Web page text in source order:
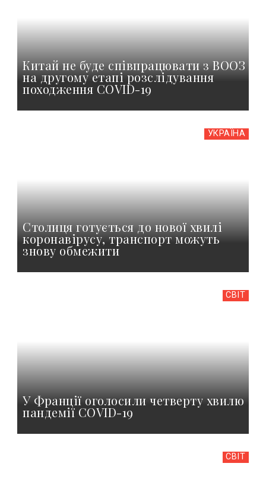
Китай не буде співпрацювати з ВООЗ
на другому етапі розслідування
походження COVID-19
УКРАЇНА
Столиця готується до нової хвилі
коронавірусу, транспорт можуть
знову обмежити
СВІТ
У Франції оголосили четверту хвилю
пандемії COVID-19
СВІТ